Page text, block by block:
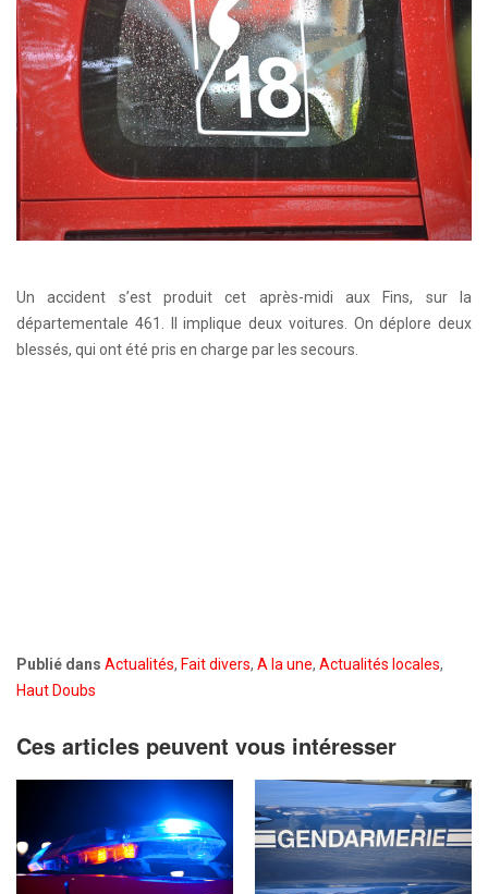
Un accident s’est produit cet après-midi aux Fins, sur la
départementale 461. Il implique deux voitures. On déplore deux
blessés, qui ont été pris en charge par les secours.
Publié dans Actualités, Fait divers, A la une, Actualités locales,
Haut Doubs
Ces articles peuvent vous intéresser